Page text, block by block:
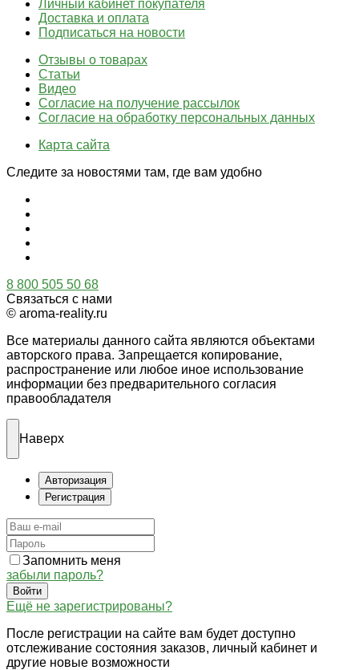
Личный кабинет покупателя
Доставка и оплата
Подписаться на новости
Отзывы о товарах
Статьи
Видео
Согласие на получение рассылок
Согласие на обработку персональных данных
Карта сайта
Следите за новостями там, где вам удобно
8 800 505 50 68
Связаться с нами
© aroma-reality.ru
Все материалы данного сайта являются объектами
авторского права. Запрещается копирование,
распространение или любое иное использование
информации без предварительного согласия
правообладателя
Наверх
Авторизация
Регистрация
Запомнить меня
забыли пароль?
Войти
Ещё не зарегистрированы?
После регистрации на сайте вам будет доступно
отслеживание состояния заказов, личный кабинет и
другие новые возможности